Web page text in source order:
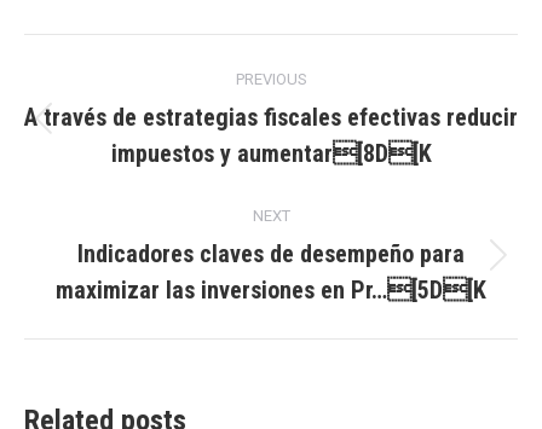
navigation
PREVIOUS
post:
A través de estrategias fiscales efectivas reducir
impuestos y aumentar[8D[K
NEXT
post:
Indicadores claves de desempeño para
maximizar las inversiones en Pr…[5D[K
Related posts